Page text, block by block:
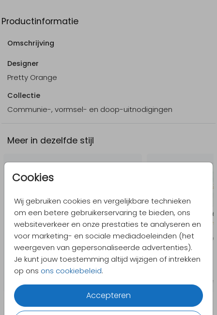
Cookies
Wij gebruiken cookies en vergelijkbare technieken
om een betere gebruikerservaring te bieden, ons
websiteverkeer en onze prestaties te analyseren en
voor marketing- en sociale mediadoeleinden (het
weergeven van gepersonaliseerde advertenties).
Je kunt jouw toestemming altijd wijzigen of intrekken
op ons ons cookiebeleid.
Accepteren
Productinformatie
Omschrijving
Designer
Pretty Orange
Collectie
Communie-, vormsel- en doop-uitnodigingen
Meer in dezelfde stijl